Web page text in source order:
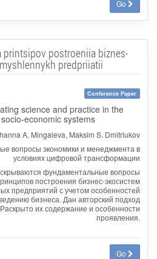
Go
printsipov postroeniia biznes-
predpriiatii
Conference Paper
science and practice in the
economic systems
A. Mingaleva, Maksim S. Dmitriukov
вопросы экономики и менеджмента в
условиях цифровой трансформации
фундаментальные вопросы
построения бизнес-экосистем
предприятий с учетом особенностей
бизнеса. Дан авторский подход
их содержание и особенности
проявления.
Go